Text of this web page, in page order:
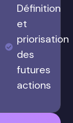
Définition
et
priorisation
des
futures
actions